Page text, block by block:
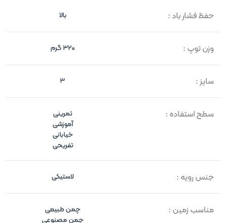
حفظ فشار باد : بالا
وزن توپ : 320 گرم
سایز : 3
سطح استفاده :
تمرینی
آموزشی
خیابانی
تفریحی
جنس رویه : لاستیکی
مناسب زمین :
چمن طبیعی
چمن مصنوعی